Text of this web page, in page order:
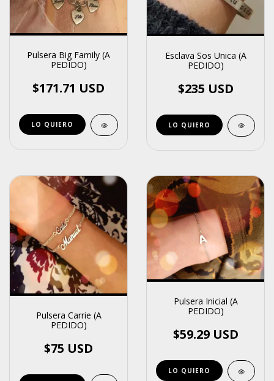
Pulsera Big Family (A
PEDIDO)
$171.71 USD
LO QUIERO
Esclava Sos Unica (A
PEDIDO)
$235 USD
LO QUIERO
Pulsera Carrie (A
PEDIDO)
$75 USD
Pulsera Inicial (A
PEDIDO)
$59.29 USD